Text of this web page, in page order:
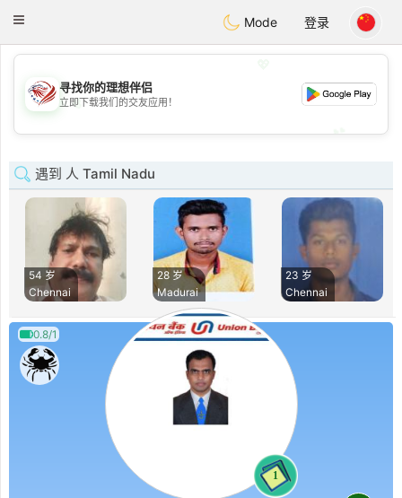
Dating
Toggle
Mode 登录
💖
💕
寻找你的理想伴侣
立即下载我们的交友应用！
遇到 人 Tamil Nadu
54 岁
Chennai
28 岁
Madurai
23 岁
Chennai
0.8/1
1